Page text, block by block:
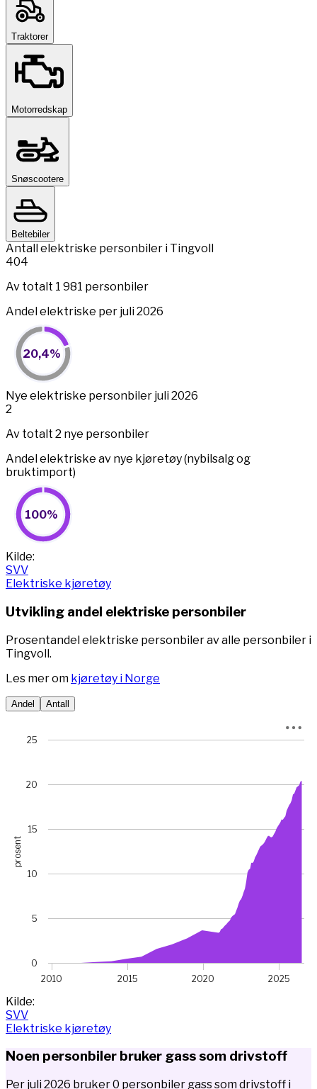
Traktorer
Motorredskap
Snøscootere
Beltebiler
Antall elektriske personbiler i Tingvoll
404
Av totalt 1 981 personbiler
Andel elektriske per juli 2026
20,4%
Pie chart with 2 slices.
View as data table, 20,4%
20,4%
End of interactive chart.
Nye elektriske personbiler juli 2026
2
Av totalt 2 nye personbiler
Andel elektriske av nye kjøretøy (nybilsalg og
bruktimport)
100%
Pie chart with 2 slices.
View as data table, 100%
100%
End of interactive chart.
Kilde:
SVV
Elektriske kjøretøy
Utvikling andel elektriske personbiler
Prosentandel elektriske personbiler av alle personbiler i
Tingvoll.
Les mer om kjøretøy i Norge
Andel Antall
The chart has 1 X axis displaying Time. Data ranges from
The chart has 1 Y axis displaying prosent. Data ranges
prosent
2010 2015 2020 2025
0
5
10
15
20
25
End of interactive chart.
Kilde:
SVV
Elektriske kjøretøy
Noen personbiler bruker gass som drivstoff
Per juli 2026 bruker 0 personbiler gass som drivstoff i